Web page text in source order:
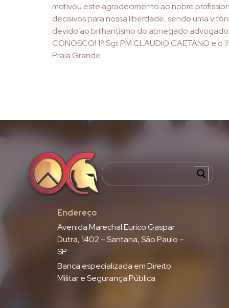
motivou este agradecimento ao nobre
decisivos para nossa liberdade, sendo uma
devido ao brilhantismo do abnegado
CONOSCO! 1º Sgt PM CLAUDIO CAETANO e o
Praia Grande
Endereço
Avenida Marechal Eurico Gaspar
Dutra, 1402 – Santana, São Paulo –
SP
Banca especializada em Direito
Militar e Segurança Pública